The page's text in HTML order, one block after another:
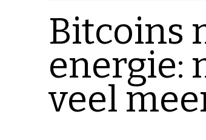
Bitcoins
energie:
veel